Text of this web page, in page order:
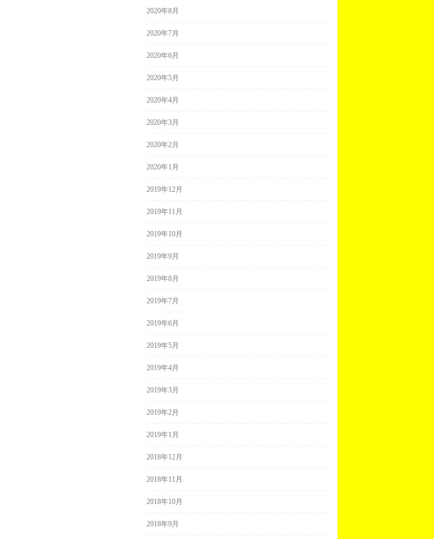
2020年8月
2020年7月
2020年6月
2020年5月
2020年4月
2020年3月
2020年2月
2020年1月
2019年12月
2019年11月
2019年10月
2019年9月
2019年8月
2019年7月
2019年6月
2019年5月
2019年4月
2019年3月
2019年2月
2019年1月
2018年12月
2018年11月
2018年10月
2018年9月